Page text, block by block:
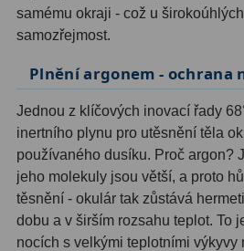
Redukce 1,25" a 2"
Binohlavy3
Ostatní1
Montáže93
samému okraji - což u
samozřejmost.
Plnění argonem - ochrana
Jednou z klíčových inovací řady
inertního plynu pro utěsnění těla
používaného dusíku. Proč argon?
jeho molekuly jsou větší, a proto
těsnění - okulár tak zůstává
dobu a v širším rozsahu teplot. To
nocích s velkými teplotními výkyvy